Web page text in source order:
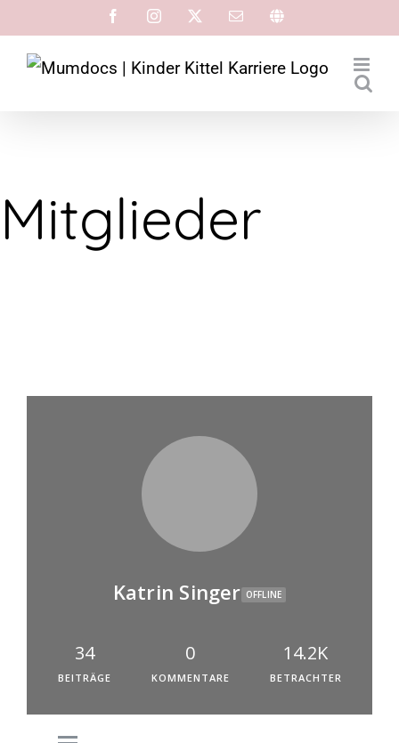
Mitglieder
Katrin Singer OFFLINE
34
BEITRÄGE
0
KOMMENTARE
14.2K
BETRACHTER